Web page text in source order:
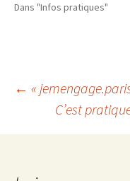
Dans "Infos pratiques"
des
← «
C’est